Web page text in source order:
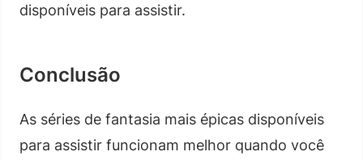
disponíveis para assistir.
Conclusão
As séries de fantasia mais épicas disponíveis
para assistir funcionam melhor quando você